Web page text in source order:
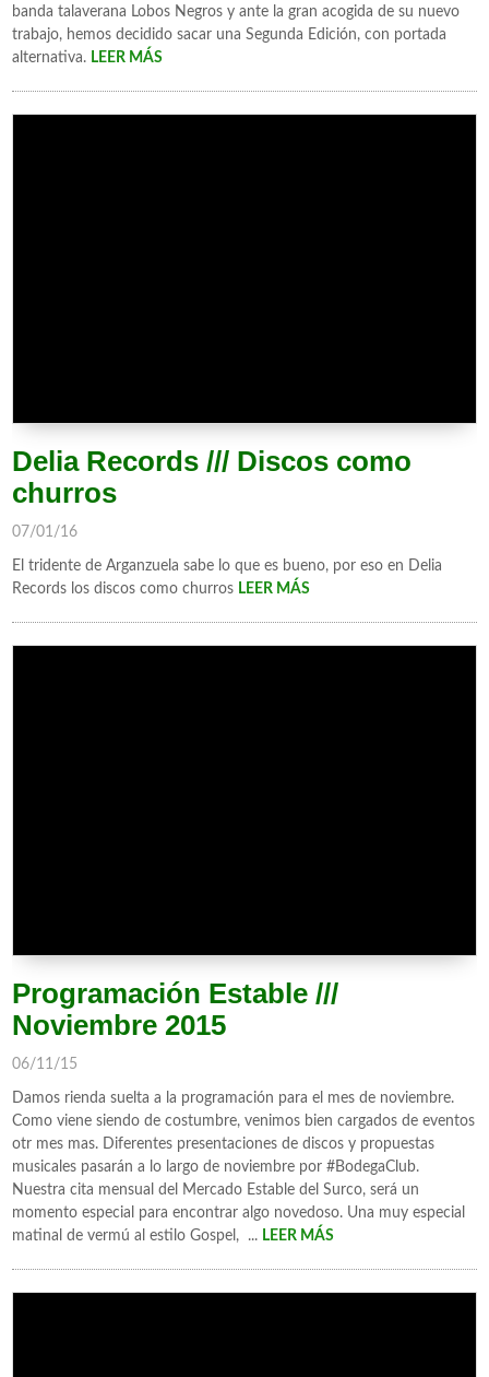
banda talaverana Lobos Negros y ante la gran acogida de su nuevo
trabajo, hemos decidido sacar una Segunda Edición, con portada
alternativa. LEER MÁS
Delia Records /// Discos como
churros
07/01/16
El tridente de Arganzuela sabe lo que es bueno, por eso en Delia
Records los discos como churros LEER MÁS
Programación Estable ///
Noviembre 2015
06/11/15
Damos rienda suelta a la programación para el mes de noviembre.
Como viene siendo de costumbre, venimos bien cargados de eventos
otr mes mas. Diferentes presentaciones de discos y propuestas
musicales pasarán a lo largo de noviembre por #BodegaClub.
Nuestra cita mensual del Mercado Estable del Surco, será un
momento especial para encontrar algo novedoso. Una muy especial
matinal de vermú al estilo Gospel, ... LEER MÁS